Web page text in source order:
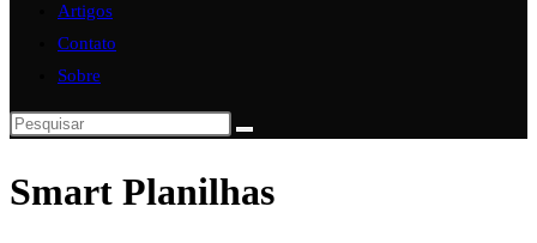
Artigos
Contato
Sobre
Smart Planilhas